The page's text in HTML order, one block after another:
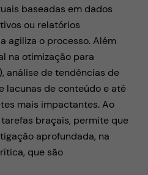
baseadas em dados
ou relatórios
agiliza o processo. Além
na otimização para
análise de tendências de
lacunas de conteúdo e até
mais impactantes. Ao
braçais, permite que
aprofundada, na
que são